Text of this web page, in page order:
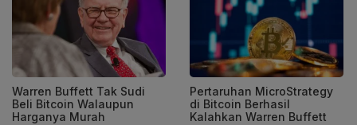
Warren Buffett Tak Sudi
Beli Bitcoin Walaupun
Harganya Murah
Pertaruhan MicroStrategy
di Bitcoin Berhasil
Kalahkan Warren Buffett